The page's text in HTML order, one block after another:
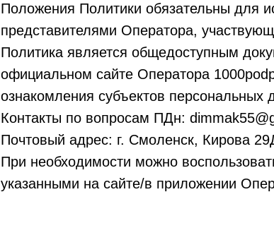
Положения Политики обязательны для
представителями Оператора,
Политика является общедоступным
официальном сайте Оператора
ознакомления субъектов персональных
Контакты по вопросам ПДн:
Почтовый адрес: г. Смоленск, Кирова
При необходимости можно
указанными на сайте/в приложении